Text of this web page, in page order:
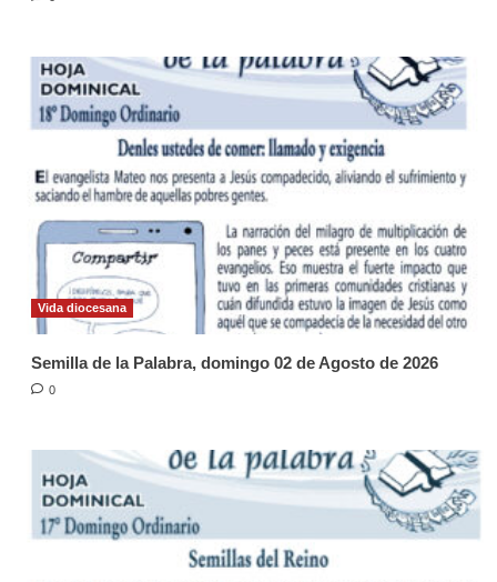
Vida diocesana
Semilla de la Palabra, domingo 02 de Agosto de 2026
0